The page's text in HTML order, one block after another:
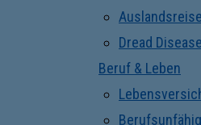
Dread
Beruf & Leben